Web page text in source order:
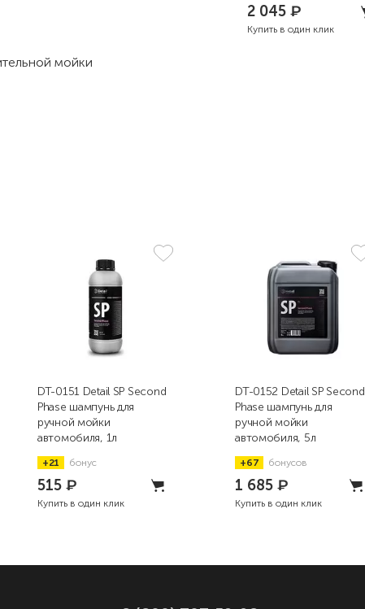
мойки
2 045 ₽
Купить в один клик
DT-0151 Detail SP Second
Phase шампунь для
ручной мойки
автомобиля, 1л
+21 бонус
515 ₽
Купить в один клик
DT-0152 Detail SP Second
Phase шампунь для
ручной мойки
автомобиля, 5л
+67 бонусов
1 685₽
Купить в один клик